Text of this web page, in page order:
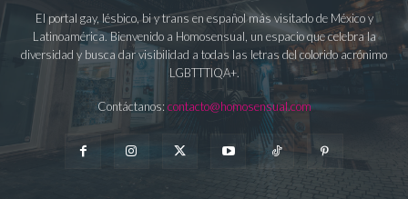
El portal gay, lésbico, bi y trans en español más visitado de México y
Latinoamérica. Bienvenido a Homosensual, un espacio que celebra la
diversidad y busca dar visibilidad a todas las letras del colorido acrónimo
LGBTTTIQA+.
Contáctanos: contacto@homosensual.com